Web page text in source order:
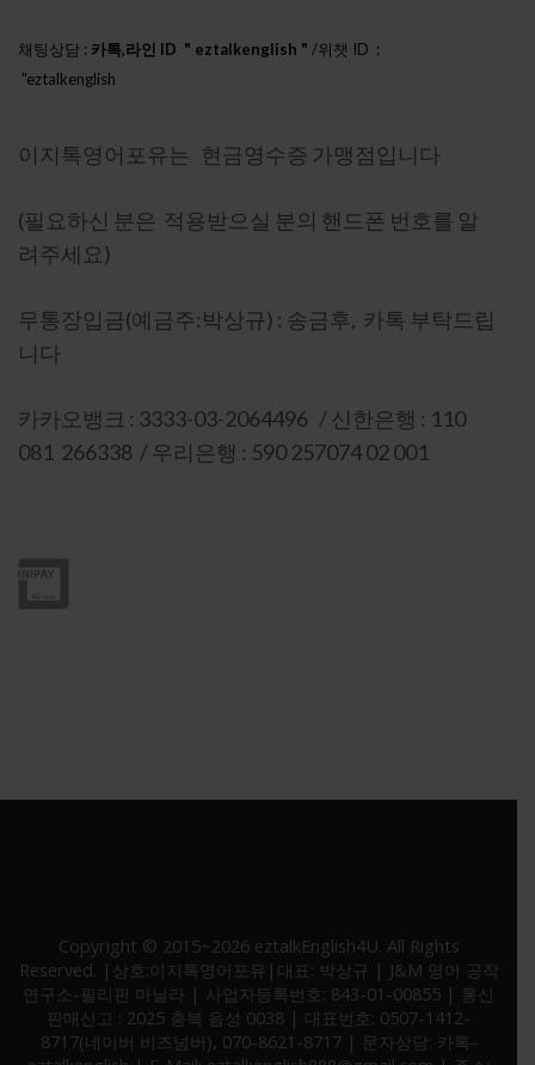
채팅상담 : 카톡,라인 ID " eztalkenglish " /위챗 ID :
"eztalkenglish
이지톡영어포유는 현금영수증 가맹점입니다
(필요하신 분은 적용받으실 분의 핸드폰 번호를 알
려주세요)
무통장입금(예금주:박상규) : 송금후, 카톡 부탁드립
니다
카카오뱅크 : 3333-03-2064496 / 신한은행 : 110
081 266338 / 우리은행 : 590 257074 02 001
Copyright © 2015~2026 eztalkEnglish4U. All Rights
Reserved. |상호:이지톡영어포유|대표: 박상규 | J&M 영어 공작
연구소-필리핀 마닐라 | 사업자등록번호: 843-01-00855 | 통신
판매신고 : 2025 충북 음성 0038 | 대표번호: 0507-1412-
8717(네이버 비즈넘버), 070-8621-8717 | 문자상담: 카톡-